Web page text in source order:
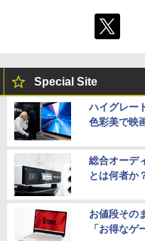
Special Site
ハイグレー
色彩美で映
総合オーデ
とは何者か
お値段その
「お得なゲ